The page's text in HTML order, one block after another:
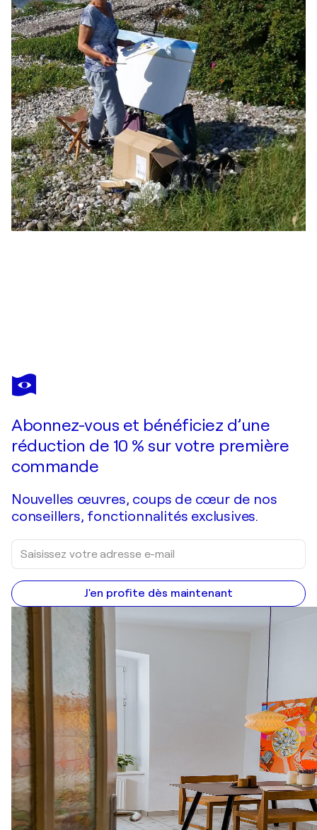
UTE MEYER
Sullom Voe/Blick auf Brae/ Shetland
Abonnez-vous et bénéficiez d’une
réduction de 10 % sur votre première
commande
Nouvelles œuvres, coups de cœur de nos
conseillers, fonctionnalités exclusives.
J'en profite dès maintenant